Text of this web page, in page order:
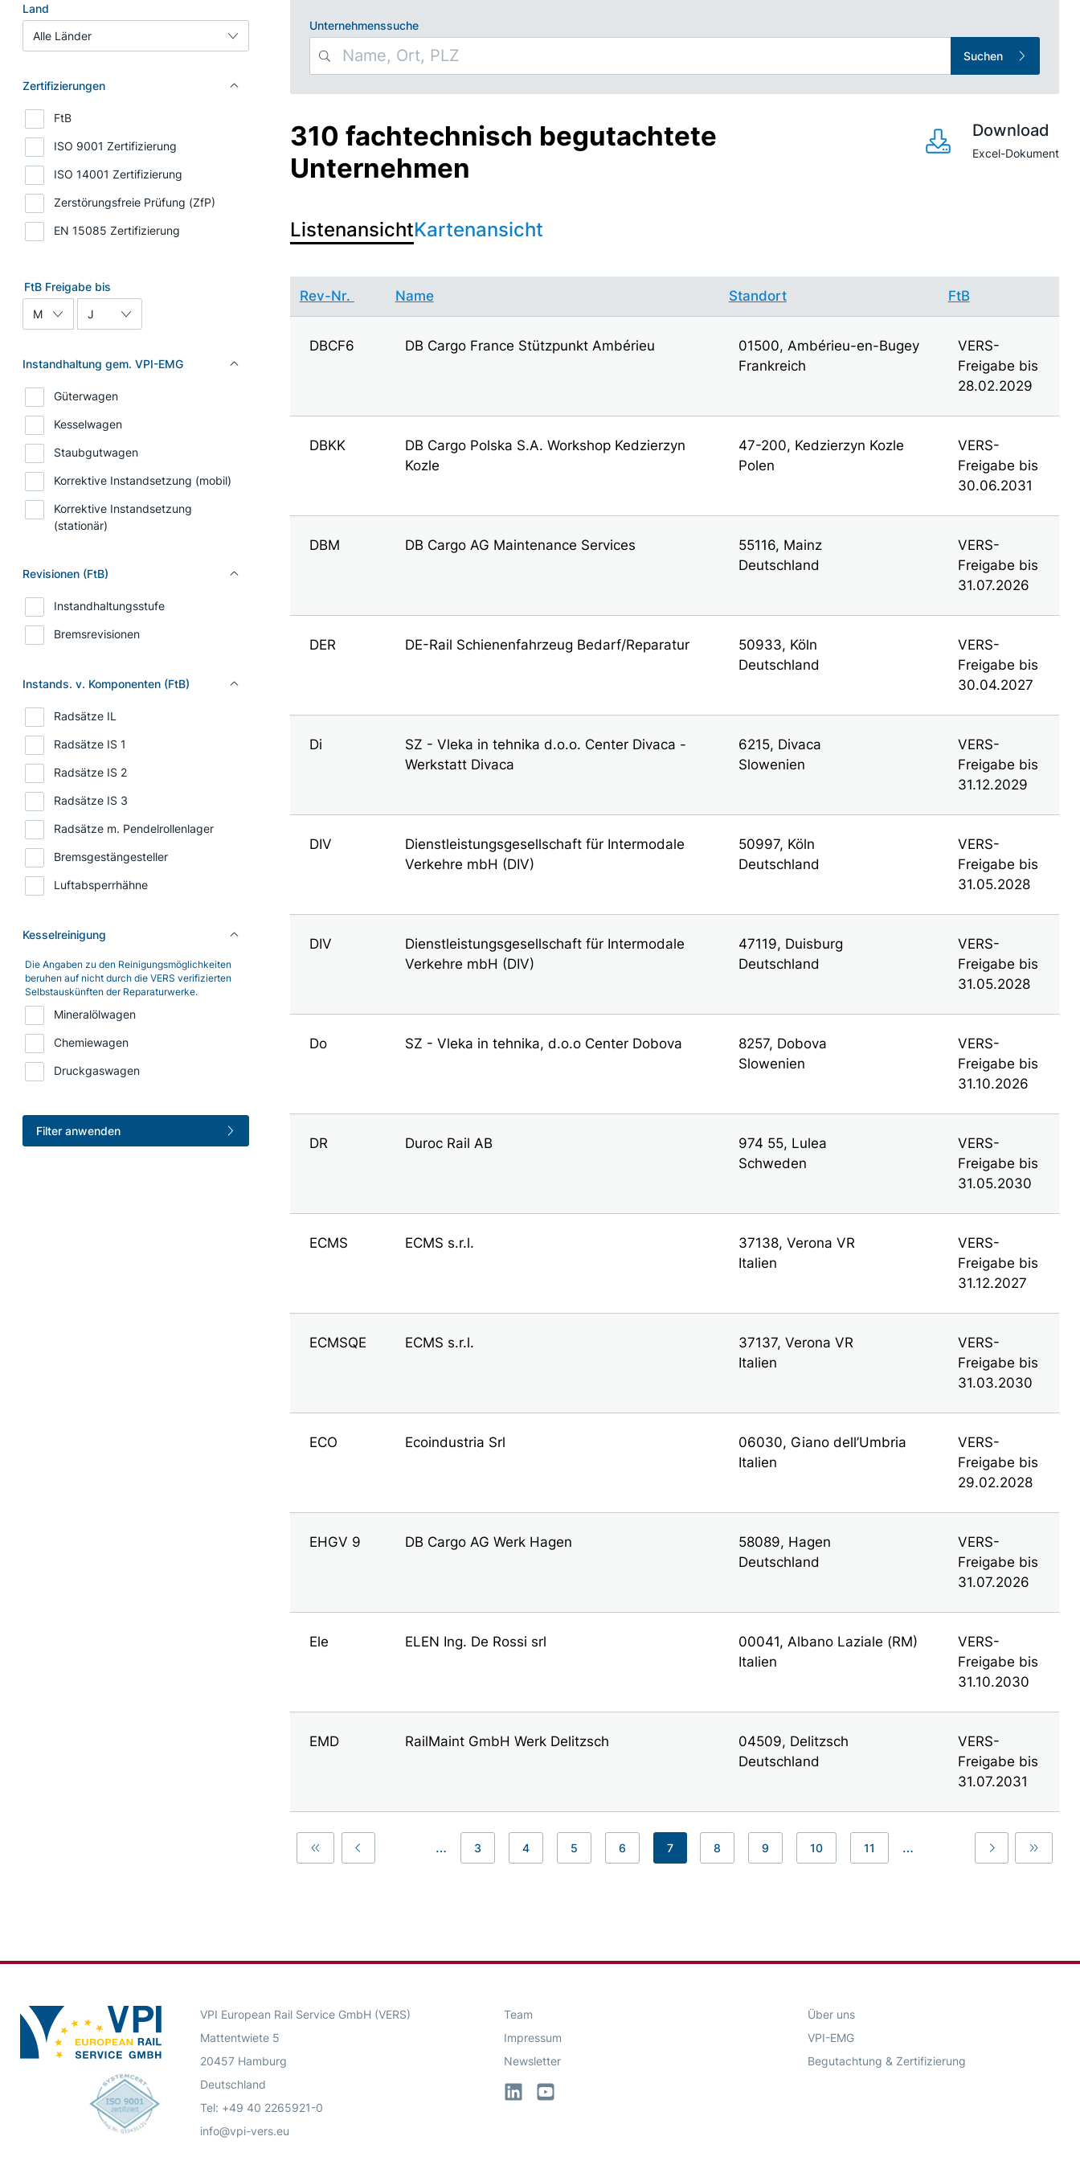
Unternehmenssuche
Suchen
Search Filters
Land
Zertifizierungen
FtB
ISO 9001 Zertifizierung
ISO 14001 Zertifizierung
Zerstörungsfreie Prüfung (ZfP)
EN 15085 Zertifizierung
FtB Freigabe bis
Monat
Jahr
Instandhaltung gem. VPI-EMG
Güterwagen
Kesselwagen
Staubgutwagen
Korrektive Instandsetzung (mobil)
Korrektive Instandsetzung
(stationär)
Revisionen (FtB)
Instandhaltungsstufe
Bremsrevisionen
Instands. v. Komponenten (FtB)
Radsätze IL
Radsätze IS 1
Radsätze IS 2
Radsätze IS 3
Radsätze m. Pendelrollenlager
Bremsgestängesteller
Luftabsperrhähne
Kesselreinigung
Die Angaben zu den Reinigungsmöglichkeiten
beruhen auf nicht durch die VERS verifizierten
Selbstauskünften der Reparaturwerke.
Mineralölwagen
Chemiewagen
Druckgaswagen
Filter anwenden
310 fachtechnisch begutachtete
Unternehmen
Download
Excel-Dokument
ListenansichtKartenansicht
Rev-Nr. Name Standort FtB
DBCF6 DB Cargo France Stützpunkt Ambérieu
01500, Ambérieu-en-Bugey
Frankreich
VERS-
Freigabe bis
28.02.2029
DBKK
DB Cargo Polska S.A. Workshop Kedzierzyn
Kozle
47-200, Kedzierzyn Kozle
Polen
VERS-
Freigabe bis
30.06.2031
DBM DB Cargo AG Maintenance Services
55116, Mainz
Deutschland
VERS-
Freigabe bis
31.07.2026
DER DE-Rail Schienenfahrzeug Bedarf/Reparatur
50933, Köln
Deutschland
VERS-
Freigabe bis
30.04.2027
Di
SZ - Vleka in tehnika d.o.o. Center Divaca -
Werkstatt Divaca
6215, Divaca
Slowenien
VERS-
Freigabe bis
31.12.2029
DIV
Dienstleistungsgesellschaft für Intermodale
Verkehre mbH (DIV)
50997, Köln
Deutschland
VERS-
Freigabe bis
31.05.2028
DIV
Dienstleistungsgesellschaft für Intermodale
Verkehre mbH (DIV)
47119, Duisburg
Deutschland
VERS-
Freigabe bis
31.05.2028
Do SZ - Vleka in tehnika, d.o.o Center Dobova
8257, Dobova
Slowenien
VERS-
Freigabe bis
31.10.2026
DR Duroc Rail AB
974 55, Lulea
Schweden
VERS-
Freigabe bis
31.05.2030
ECMS ECMS s.r.l.
37138, Verona VR
Italien
VERS-
Freigabe bis
31.12.2027
ECMSQE ECMS s.r.l.
37137, Verona VR
Italien
VERS-
Freigabe bis
31.03.2030
ECO Ecoindustria Srl
06030, Giano dell’Umbria
Italien
VERS-
Freigabe bis
29.02.2028
EHGV 9 DB Cargo AG Werk Hagen
58089, Hagen
Deutschland
VERS-
Freigabe bis
31.07.2026
Ele ELEN Ing. De Rossi srl
00041, Albano Laziale (RM)
Italien
VERS-
Freigabe bis
31.10.2030
EMD RailMaint GmbH Werk Delitzsch
04509, Delitzsch
Deutschland
VERS-
Freigabe bis
31.07.2031
First Previous
… 3 4 5 6 7 8 9 10 11 …
Last Last
VPI European Rail Service GmbH (VERS)
Mattentwiete 5
20457 Hamburg
Deutschland
Tel: +49 40 2265921-0
info@vpi-vers.eu
Team
Impressum
Newsletter
LinkedInYouTube
Über uns
VPI-EMG
Begutachtung & Zertifizierung